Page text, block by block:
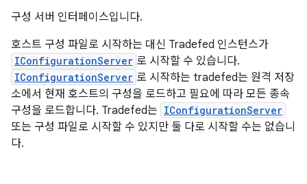
구성 서버 인터페이스입니다.
호스트 구성 파일로 시작하는 대신 Tradefed 인스턴스가
IConfigurationServer 로 시작할 수 있습니다.
IConfigurationServer 로 시작하는 tradefed는 원격 저장
소에서 현재 호스트의 구성을 로드하고 필요에 따라 모든 종속
구성을 로드합니다. Tradefed는 IConfigurationServer
또는 구성 파일로 시작할 수 있지만 둘 다로 시작할 수는 없습니
다.